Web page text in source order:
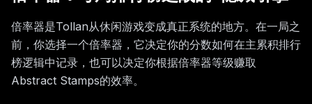
倍率器是Tollan从休闲游戏变成真正系统的地方。在一局之
前，你选择一个倍率器，它决定你的分数如何在主累积排行
榜逻辑中记录，也可以决定你根据倍率器等级赚取
Abstract Stamps的效率。